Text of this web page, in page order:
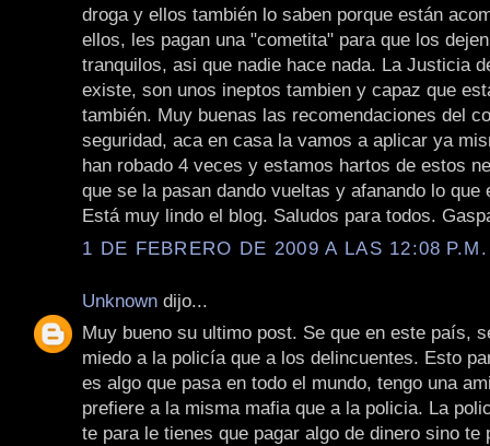
droga y ellos también lo saben porque están
ellos, les pagan una "cometita" para que los
tranquilos, asi que nadie hace nada. La Justicia
existe, son unos ineptos tambien y capaz que
también. Muy buenas las recomendaciones del
seguridad, aca en casa la vamos a aplicar ya
han robado 4 veces y estamos hartos de estos
que se la pasan dando vueltas y afanando lo que
Está muy lindo el blog. Saludos para todos.
1 DE FEBRERO DE 2009 A LAS 12:08 P.M.
Unknown dijo...
Muy bueno su ultimo post. Se que en este país,
miedo a la policía que a los delincuentes. Esto
es algo que pasa en todo el mundo, tengo una
prefiere a la misma mafia que a la policia. La
te para le tienes que pagar algo de dinero sino te